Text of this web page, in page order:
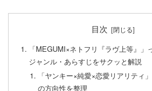
目次
「MEGUMI×ネトフリ『ラヴ上等』」
ジャンル・あらすじをサクッと解説
「ヤンキー×純愛×恋愛リアリティ
の方向性を整理